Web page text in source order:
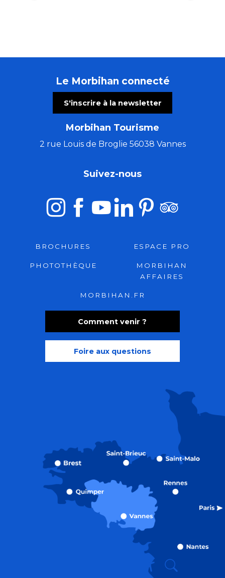
Le Morbihan connecté
S'inscrire à la newsletter
Morbihan Tourisme
2 rue Louis de Broglie 56038 Vannes
Comment venir ?
Foire aux questions
Suivez-nous
BROCHURES ESPACE PRO
PHOTOTHÈQUE
MORBIHAN
AFFAIRES
MORBIHAN.FR